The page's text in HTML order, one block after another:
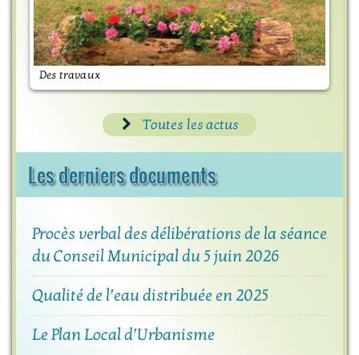
Des travaux
Toutes les actus
Les derniers documents
Procès verbal des délibérations de la séance
du Conseil Municipal du 5 juin 2026
Qualité de l’eau distribuée en 2025
Le Plan Local d’Urbanisme